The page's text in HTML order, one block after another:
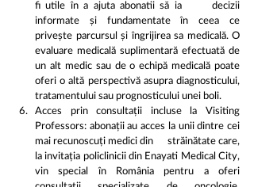
fi utile în a ajuta abonatii să ia      decizii
informate și fundamentate în ceea ce
privește parcursul și îngrijirea sa medicală. O
evaluare medicală suplimentară efectuată de
un alt medic sau de o echipă medicală poate
oferi o altă perspectivă asupra diagnosticului,
tratamentului sau prognosticului unei boli.
Acces prin consultații incluse la Visiting
Professors: abonații au acces la unii dintre cei
mai recunoscuți medici din      străinătate care,
la invitația policlinicii din Enayati Medical City,
vin special în România pentru a oferi